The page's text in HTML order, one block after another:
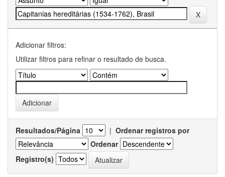
Adicionar filtros:
Utilizar filtros para refinar o resultado de busca.
Resultados/Página | Ordenar registros por
Ordenar
Registro(s)